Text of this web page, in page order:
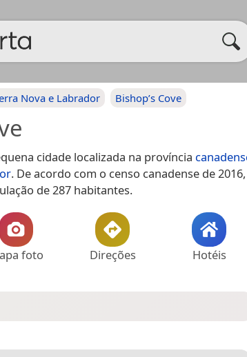
Nova e Labrador Bishop’s Cove
cidade localizada na província
. De acordo com o censo canadense de 2016,
de 287 habitantes.
foto Direções Hotéis